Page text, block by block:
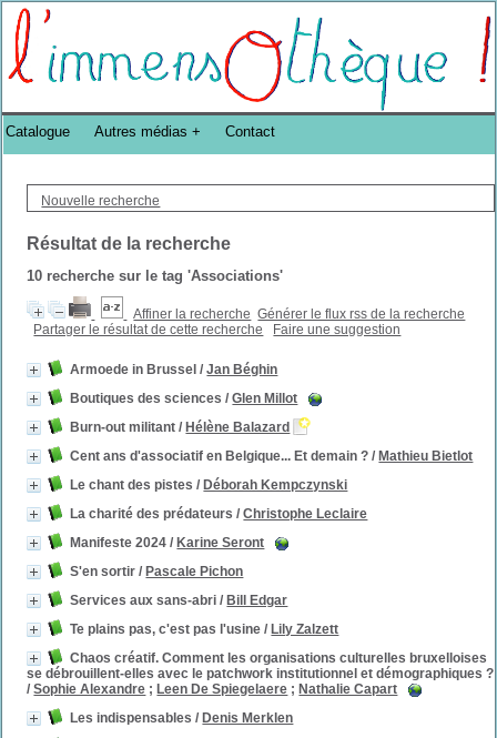
Bibliothèque DoucheFLUX Bibliotheek -->
Nouvelle recherche
Résultat de la recherche
10 recherche sur le tag'Associations'
Affiner la recherche Générer le flux rss de la recherche
Partager le résultat de cette recherche
Faire une suggestion
Armoede in Brussel /Jan Béghin
Boutiques des sciences /Glen Millot
Burn-out militant / Hélène Balazard
Cent ans d'associatif en Belgique... Et demain ? / Mathieu Bietlot
Le chant des pistes / Déborah Kempczynski
La charité des prédateurs /Christophe Leclaire
Manifeste 2024 / Karine Seront
S'en sortir / Pascale Pichon
Services aux sans-abri / Bill Edgar
Te plains pas, c'est pas l'usine / Lily Zalzett
Chaos créatif. Comment les organisations culturelles bruxelloises
se débrouillent-elles avec le patchwork institutionnel et démographiques ?
/Sophie Alexandre ; Leen De Spiegelaere ; Nathalie Capart
Les indispensables / Denis Merklen
Catalogue Autres médias Contact